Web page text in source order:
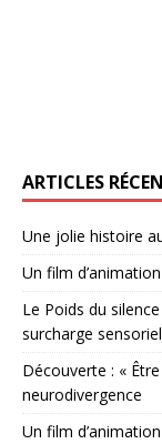
ARTICLES
Une jolie histoire
Un film
Le Poids du
surcharge
Découverte : «
neurodivergence
Un film